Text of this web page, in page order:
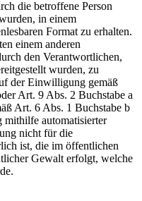
die betroffene Person
in einem
Format zu erhalten.
einem anderen
den Verantwortlichen,
wurden, zu
der Einwilligung gemäß
Art. 9 Abs. 2 Buchstabe a
Art. 6 Abs. 1 Buchstabe b
automatisierter
nicht für die
ist, die im öffentlichen
Gewalt erfolgt, welche